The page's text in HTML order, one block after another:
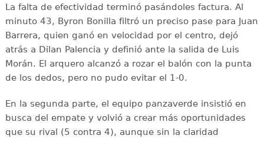
La falta de efectividad terminó pasándoles factura. Al
minuto 43, Byron Bonilla filtró un preciso pase para Juan
Barrera, quien ganó en velocidad por el centro, dejó
atrás a Dilan Palencia y definió ante la salida de Luis
Morán. El arquero alcanzó a rozar el balón con la punta
de los dedos, pero no pudo evitar el 1-0.
En la segunda parte, el equipo panzaverde insistió en
busca del empate y volvió a crear más oportunidades
que su rival (5 contra 4), aunque sin la claridad